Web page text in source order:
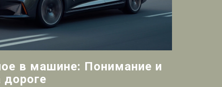
в машине: Понимание и
дороге